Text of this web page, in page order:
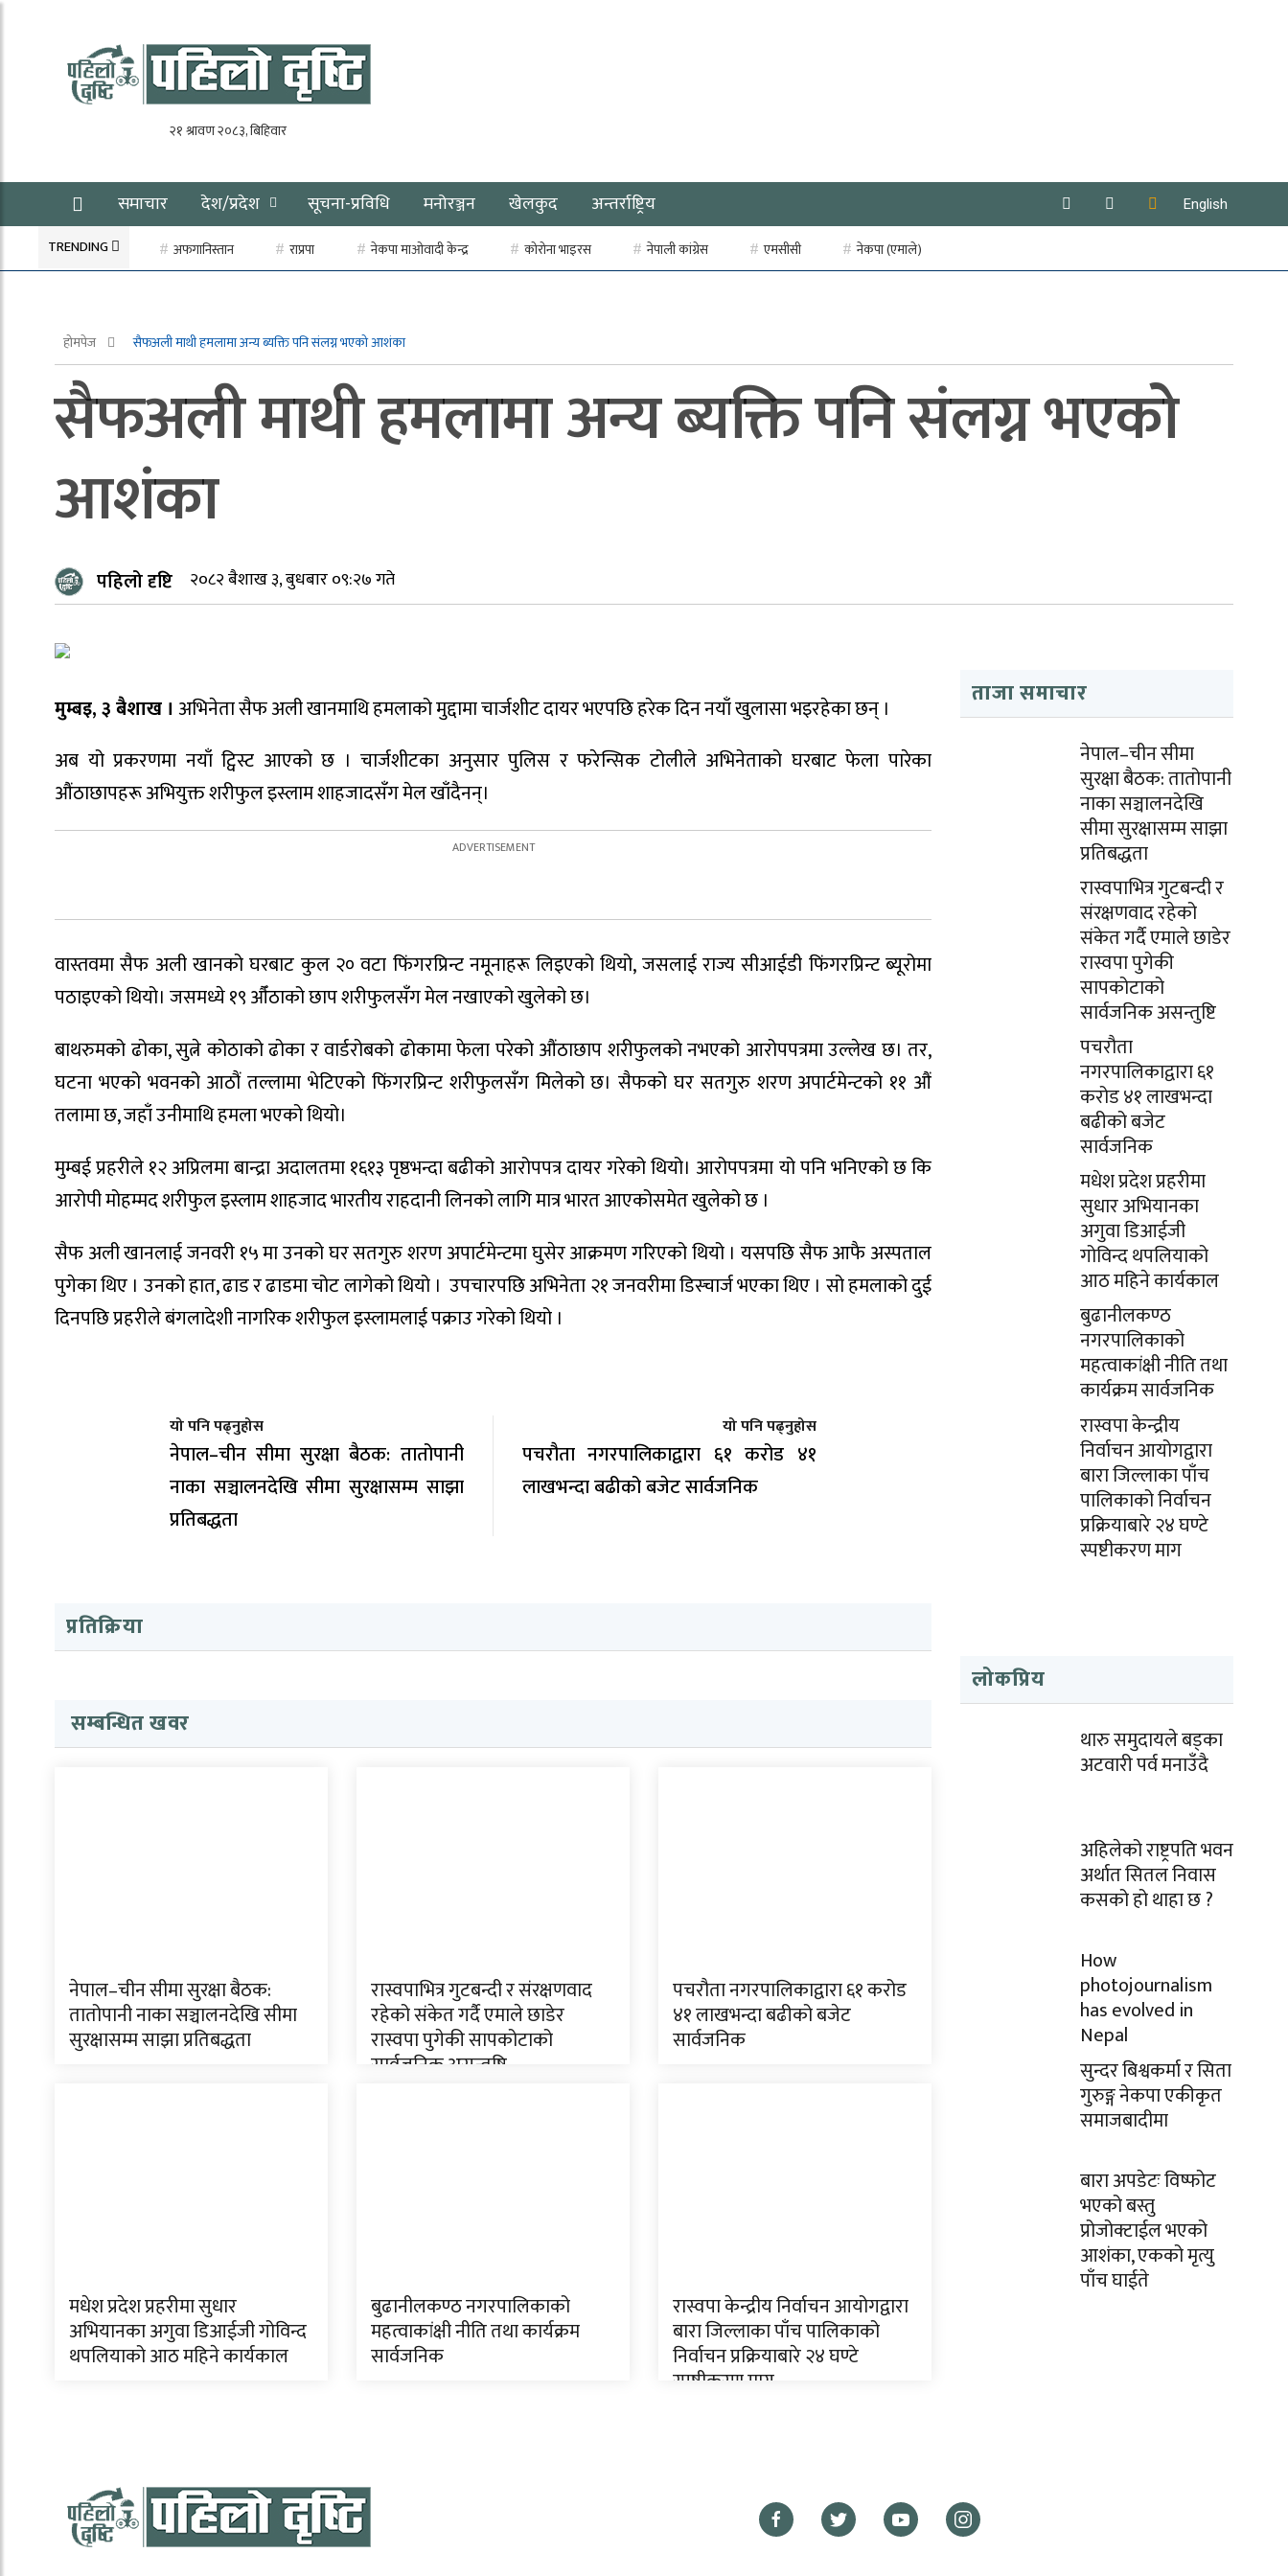
समाचार देश/प्रदेश सूचना-प्रविधि मनोरञ्जन खेलकुद अन्तर्राष्ट्रिय English
TRENDING अफगानिस्तान राप्रपा नेकपा माओवादी केन्द्र कोरोना भाइरस नेपाली कांग्रेस एमसीसी नेकपा (एमाले)
होमपेज सैफअली माथी हमलामा अन्य ब्यक्ति पनि संलग्न भएको आशंका
सैफअली माथी हमलामा अन्य ब्यक्ति पनि संलग्न भएको
आशंका
पहिलो दृष्टि २०८२ बैशाख ३, बुधबार ०९:२७ गते
मुम्बइ, ३ बैशाख । अभिनेता सैफ अली खानमाथि हमलाको मुद्दामा चार्जशीट दायर भएपछि हरेक दिन नयाँ खुलासा भइरहेका छन् ।
अब यो प्रकरणमा नयाँ ट्विस्ट आएको छ । चार्जशीटका अनुसार पुलिस र फरेन्सिक टोलीले अभिनेताको घरबाट फेला पारेका
औंठाछापहरू अभियुक्त शरीफुल इस्लाम शाहजादसँग मेल खाँदैनन्।
वास्तवमा सैफ अली खानको घरबाट कुल २० वटा फिंगरप्रिन्ट नमूनाहरू लिइएको थियो, जसलाई राज्य सीआईडी ​​फिंगरप्रिन्ट ब्यूरोमा
पठाइएको थियो। जसमध्ये १९ औँठाको छाप शरीफुलसँग मेल नखाएको खुलेको छ।
बाथरुमको ढोका, सुत्ने कोठाको ढोका र वार्डरोबको ढोकामा फेला परेको औंठाछाप शरीफुलको नभएको आरोपपत्रमा उल्लेख छ। तर,
घटना भएको भवनको आठौं तल्लामा भेटिएको फिंगरप्रिन्ट शरीफुलसँग मिलेको छ। सैफको घर सतगुरु शरण अपार्टमेन्टको ११ औं
तलामा छ, जहाँ उनीमाथि हमला भएको थियो।
मुम्बई प्रहरीले १२ अप्रिलमा बान्द्रा अदालतमा १६१३ पृष्ठभन्दा बढीको आरोपपत्र दायर गरेको थियो। आरोपपत्रमा यो पनि भनिएको छ कि
आरोपी मोहम्मद शरीफुल इस्लाम शाहजाद भारतीय राहदानी लिनको लागि मात्र भारत आएकोसमेत खुलेको छ ।
सैफ अली खानलाई जनवरी १५ मा उनको घर सतगुरु शरण अपार्टमेन्टमा घुसेर आक्रमण गरिएको थियो । यसपछि सैफ आफै अस्पताल
पुगेका थिए । उनको हात, ढाड र ढाडमा चोट लागेको थियो । उपचारपछि अभिनेता २१ जनवरीमा डिस्चार्ज भएका थिए । सो हमलाको दुई
दिनपछि प्रहरीले बंगलादेशी नागरिक शरीफुल इस्लामलाई पक्राउ गरेको थियो ।
यो पनि पढ्नुहोस
नेपाल–चीन सीमा सुरक्षा बैठक: तातोपानी
नाका सञ्चालनदेखि सीमा सुरक्षासम्म साझा
प्रतिबद्धता
यो पनि पढ्नुहोस
पचरौता नगरपालिकाद्वारा ६१ करोड ४१
लाखभन्दा बढीको बजेट सार्वजनिक
प्रतिक्रिया
सम्बन्धित खवर
नेपाल–चीन सीमा सुरक्षा बैठक:
तातोपानी नाका सञ्चालनदेखि सीमा
सुरक्षासम्म साझा प्रतिबद्धता
रास्वपाभित्र गुटबन्दी र संरक्षणवाद
रहेको संकेत गर्दै एमाले छाडेर
रास्वपा पुगेकी सापकोटाको
सार्वजनिक असन्तुष्टि
पचरौता नगरपालिकाद्वारा ६१ करोड
४१ लाखभन्दा बढीको बजेट
सार्वजनिक
मधेश प्रदेश प्रहरीमा सुधार
अभियानका अगुवा डिआईजी गोविन्द
थपलियाको आठ महिने कार्यकाल
बुढानीलकण्ठ नगरपालिकाको
महत्वाकांक्षी नीति तथा कार्यक्रम
सार्वजनिक
रास्वपा केन्द्रीय निर्वाचन आयोगद्वारा
बारा जिल्लाका पाँच पालिकाको
निर्वाचन प्रक्रियाबारे २४ घण्टे
स्पष्टीकरण माग
ताजा समाचार
नेपाल–चीन सीमा
सुरक्षा बैठक: तातोपानी
नाका सञ्चालनदेखि
सीमा सुरक्षासम्म साझा
प्रतिबद्धता
रास्वपाभित्र गुटबन्दी र
संरक्षणवाद रहेको
संकेत गर्दै एमाले छाडेर
रास्वपा पुगेकी
सापकोटाको
सार्वजनिक असन्तुष्टि
पचरौता
नगरपालिकाद्वारा ६१
करोड ४१ लाखभन्दा
बढीको बजेट
सार्वजनिक
मधेश प्रदेश प्रहरीमा
सुधार अभियानका
अगुवा डिआईजी
गोविन्द थपलियाको
आठ महिने कार्यकाल
बुढानीलकण्ठ
नगरपालिकाको
महत्वाकांक्षी नीति तथा
कार्यक्रम सार्वजनिक
रास्वपा केन्द्रीय
निर्वाचन आयोगद्वारा
बारा जिल्लाका पाँच
पालिकाको निर्वाचन
प्रक्रियाबारे २४ घण्टे
स्पष्टीकरण माग
लोकप्रिय
थारु समुदायले बड्का
अटवारी पर्व मनाउँदै
अहिलेको राष्ट्रपति भवन
अर्थात सितल निवास
कसको हो थाहा छ ?
How
photojournalism
has evolved in
Nepal
सुन्दर बिश्वकर्मा र सिता
गुरुङ्ग नेकपा एकीकृत
समाजबादीमा
बारा अपडेटः विष्फोट
भएको बस्तु
प्रोजोक्टाईल भएको
आशंका, एकको मृत्यु
पाँच घाईते